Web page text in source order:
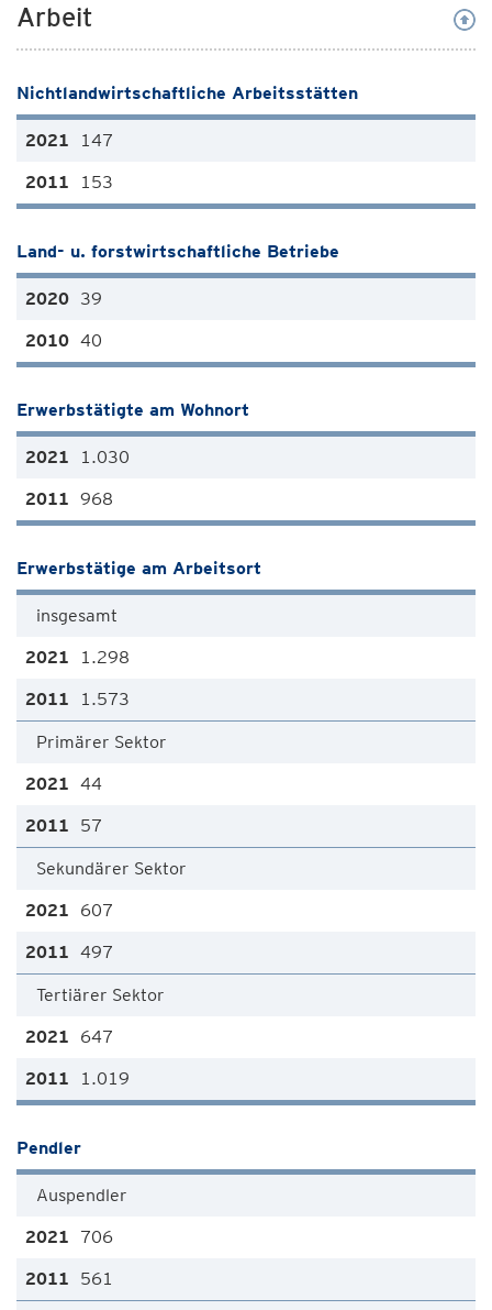
Arbeit
Nichtlandwirtschaftliche Arbeitsstätten
147
153
Land- u. forstwirtschaftliche Betriebe
39
40
Erwerbstätigte am Wohnort
1.030
968
Erwerbstätige am Arbeitsort
insgesamt
1.298
1.573
Primärer Sektor
44
57
Sekundärer Sektor
607
497
Tertiärer Sektor
647
1.019
Pendler
Auspendler
706
561